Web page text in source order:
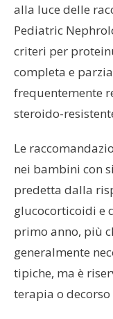
alla luce delle
Pediatric
criteri per
completa e
frequentemente
steroido-
Le
nei bambini con
predetta dalla
glucocorticoidi e
primo anno, più
generalmente
tipiche, ma è
terapia o